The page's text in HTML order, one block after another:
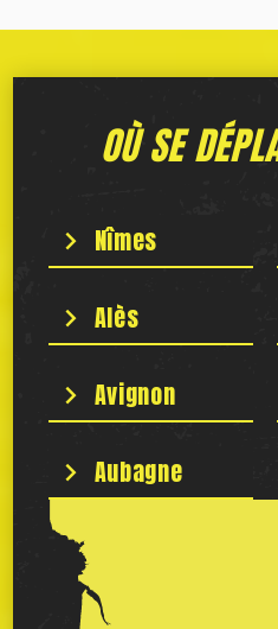
OÙ SE
Nîmes
Alès
Avignon
Aubagne